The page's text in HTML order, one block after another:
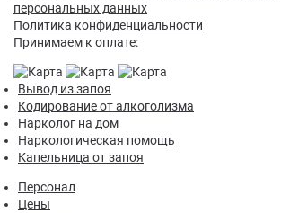
персональных данных
Политика конфиденциальности
Принимаем к оплате:
Вывод из запоя
Кодирование от алкоголизма
Нарколог на дом
Наркологическая помощь
Капельница от запоя
Персонал
Цены